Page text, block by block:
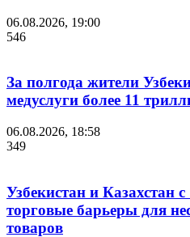
06.08.2026, 19:00
546
За полгода жители
медуслуги более 11
06.08.2026, 18:58
349
Узбекистан и Казахстан
торговые барьеры для
товаров